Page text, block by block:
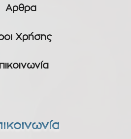
Αρθρα
Χρήσης